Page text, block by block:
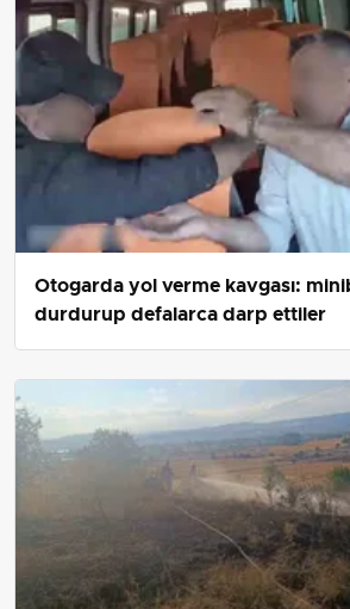
Otogarda yol verme kavgası:
durdurup defalarca darp ettiler